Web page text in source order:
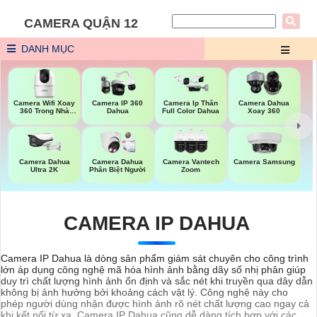
CAMERA QUẬN 12
DANH MỤC
Camera Wifi Xoay
360 Trong Nhà
Camera IP 360
Dahua
Camera Ip Thân
Full Color Dahua
Camera Dahua
Xoay 360
Camera Dahua
Ultra 2K
Camera Dahua
Phân Biệt Người
Camera Vantech
Zoom
Camera Samsung
CAMERA IP DAHUA
Camera IP Dahua là dòng sản phẩm giám sát chuyên cho công trình
lớn áp dụng công nghệ mã hóa hình ảnh bằng dãy số nhị phân giúp
duy trì chất lượng hình ảnh ổn định và sắc nét khi truyền qua dây dẫn
không bị ảnh hưởng bởi khoảng cách vật lý. Công nghệ này cho
phép người dùng nhận được hình ảnh rõ nét chất lượng cao ngay cả